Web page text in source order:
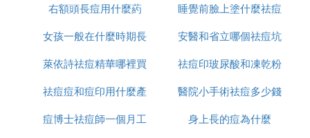
維生素e去痘印方法
1、維生素e去痘印方法之按摩
把維生素E膠囊剪破，擠出適量的維生素E,把它塗抹
在有痘印的地方，配合輕輕的按摩，就是最簡單的維
生素e去痘印方法。這個維生素E按摩去痘印的方法能
夠促進肌膚的更新，幫助淡化以前的痘印。
痘印哪個好
右額頭長痘用什麼葯
睡覺前臉上塗什麼祛痘
印
女孩一般在什麼時期長
痘
安醫和省立哪個祛痘坑
痘印好
萊依詩祛痘精華哪裡買
祛痘印玻尿酸和凍乾粉
哪個好
祛痘痘和痘印用什麼產
品
醫院小手術祛痘多少錢
一次
痘博士祛痘師一個月工
身上長的痘為什麼